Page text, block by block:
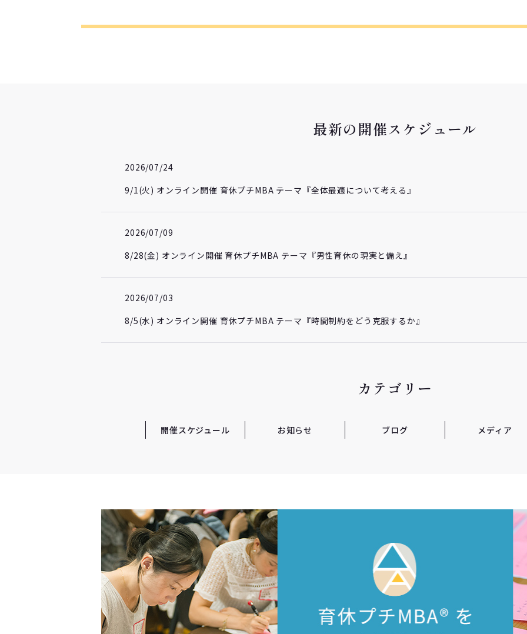
最新の開催スケジュール
2026/07/24
9/1(火) オンライン開催 育休プチMBA テーマ『全体最適について考える』
2026/07/09
8/28(金) オンライン開催 育休プチMBA テーマ『男性育休の現実と備え』
2026/07/03
8/5(水) オンライン開催 育休プチMBA テーマ『時間制約をどう克服するか』
カテゴリー
開催スケジュール お知らせ ブログ メディア